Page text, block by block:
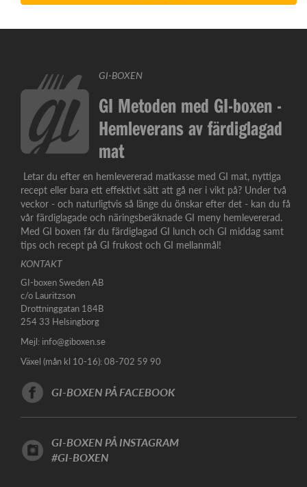
GI-BOXEN
GI Metoden med GI-boxen -
Hemleverans av färdiglagad
mat
Letar du efter en hemlevererad matkasse med GI mat, nyttiga
recept eller bara ett effektivt sätt att gå ner i vikt på? Under två
veckor - och naturligtvis så länge du önskar efter det - kan du få
vår färdiglagade och näringsberäknade GI meny hemlevererad.
Med GI boxen får du färdiglagad GI lunch och GI middag samt
tips och recept på GI frukost och GI mellanmål!
KONTAKT
GI-boxen Sweden AB
c/o Lauritzson
Drottninggatan 184B
254 33 Helsingborg
Mejl: info@giboxen.se
Växel (mån kl 10-16): 08-702 59 90
GI-BOXEN PÅ FACEBOOK
GI-BOXEN PÅ INSTAGRAM
#GI-BOXEN